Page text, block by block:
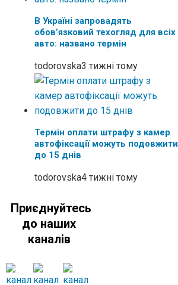
В Україні запровадять
обовʼязковий техогляд для всіх
авто: названо термін
todorovska3 тижні тому
Термін оплати штрафу з камер
автофіксації можуть подовжити
до 15 днів
todorovska4 тижні тому
Приєднуйтесь
до наших
каналів